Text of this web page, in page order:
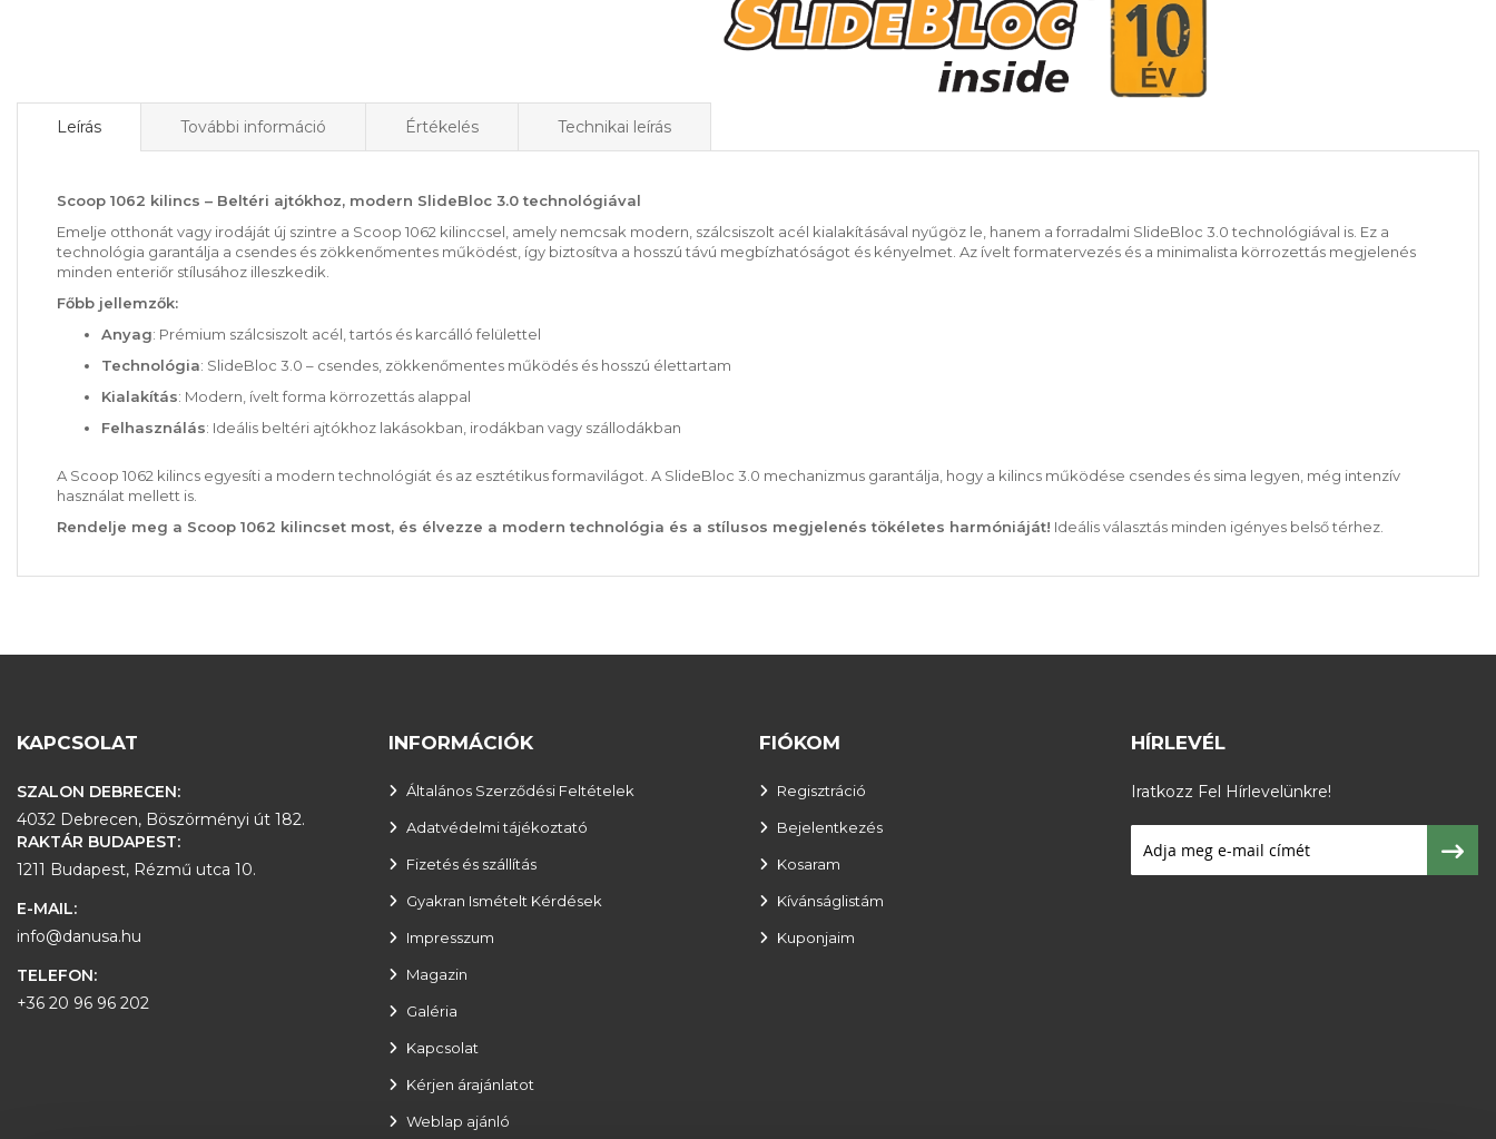
Leírás
Scoop 1062 kilincs – Beltéri ajtókhoz, modern SlideBloc 3.0 technológiával
Emelje otthonát vagy irodáját új szintre a Scoop 1062 kilinccsel, amely nemcsak modern, szálcsiszolt acél kialakításával nyűgöz le, hanem a forradalmi SlideBloc 3.0 technológiával is. Ez a
technológia garantálja a csendes és zökkenőmentes működést, így biztosítva a hosszú távú megbízhatóságot és kényelmet. Az ívelt formatervezés és a minimalista körrozettás megjelenés
minden enteriőr stílusához illeszkedik.
Főbb jellemzők:
Anyag: Prémium szálcsiszolt acél, tartós és karcálló felülettel
Technológia: SlideBloc 3.0 – csendes, zökkenőmentes működés és hosszú élettartam
Kialakítás: Modern, ívelt forma körrozettás alappal
Felhasználás: Ideális beltéri ajtókhoz lakásokban, irodákban vagy szállodákban
A Scoop 1062 kilincs egyesíti a modern technológiát és az esztétikus formavilágot. A SlideBloc 3.0 mechanizmus garantálja, hogy a kilincs működése csendes és sima legyen, még intenzív
használat mellett is.
Rendelje meg a Scoop 1062 kilincset most, és élvezze a modern technológia és a stílusos megjelenés tökéletes harmóniáját! Ideális választás minden igényes belső térhez.
További információ Értékelés Technikai leírás
KAPCSOLAT
SZALON DEBRECEN:
4032 Debrecen, Böszörményi út 182.
RAKTÁR BUDAPEST:
1211 Budapest, Rézmű utca 10.
E-MAIL:
info@danusa.hu
TELEFON:
+36 20 96 96 202
INFORMÁCIÓK
Általános Szerződési Feltételek
Adatvédelmi tájékoztató
Fizetés és szállítás
Gyakran Ismételt Kérdések
Impresszum
Magazin
Galéria
Kapcsolat
Kérjen árajánlatot
Weblap ajánló
FIÓKOM
Regisztráció
Bejelentkezés
Kosaram
Kívánságlistám
Kuponjaim
HÍRLEVÉL
Iratkozz Fel Hírlevelünkre!
fel
hírlevelünkre: